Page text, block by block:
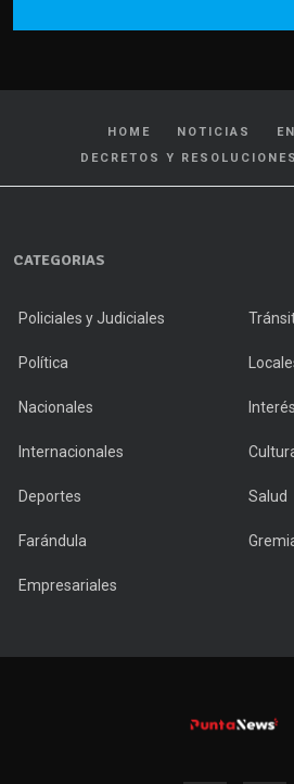
HOME NOTICIAS
DECRETOS Y RESOLUCIONES
CATEGORIAS
Policiales y Judiciales
Política
Nacionales
Internacionales
Deportes Salud
Farándula
Empresariales